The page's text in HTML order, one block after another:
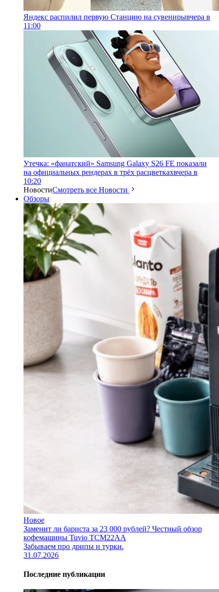
Яндекс распилил первую Станцию на сувенирывчера в
11:00
Утечка: «фанатский» Samsung Galaxy S26 FE показали
на официальных рендерах в трёх расцветкахвчера в
10:20
НовостиСмотреть все Новости
Обзоры
Новое
Заменит ли бариста за 23 000 рублей? Честный обзор
кофемашины Tuvio TCM22AA
Забываем про дрипы и турки.
31.07.2026
Последние публикации